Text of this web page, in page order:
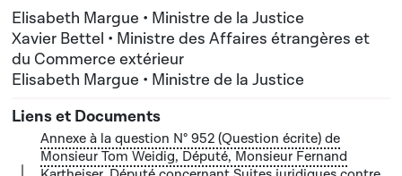
Bettel, Ministre des Affaires étrangères et du
Commerce extérieur
Elisabeth Margue • Ministre de la Justice
Xavier Bettel • Ministre des Affaires étrangères et
du Commerce extérieur
Elisabeth Margue • Ministre de la Justice
Annexe à la question N° 952 (Question écrite) de
Monsieur Tom Weidig, Député, Monsieur Fernand